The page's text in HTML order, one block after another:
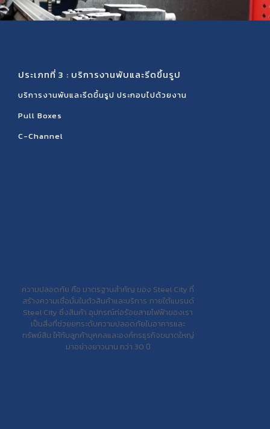
ประเภทที่ 3 : บริการงานพับและรีดขึ้นรูป
บริการงานพับและรีดขึ้นรูป ประกอบไปด้วยงาน
Pull Boxes
C-Channel
ความปลอดภัย คือ มาตรฐานสำคัญ ของ Steel City ที่
สร้างความเชื่อมั่นในตัวสินค้าและบริการ ภายใต้แบรนด์
Steel City ซึ่งสินค้า อุปกรณ์ท่อร้อยสายไฟฟ้าของเรา
เป็นสิ่งที่ช่วยยกระดับความปลอดภัยในอาคารและ
ทรัพย์สิน ให้กับลูกค้าบุคคลและองค์กรธุรกิจขนาดใหญ่
มาอย่างยาวนาน กว่า 30 ปี